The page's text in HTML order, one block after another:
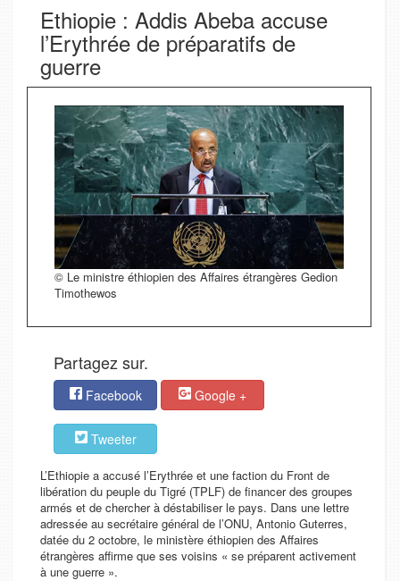
Ethiopie : Addis Abeba accuse
l’Erythrée de préparatifs de
guerre
© Le ministre éthiopien des Affaires étrangères Gedion
Timothewos
Partagez sur.
Facebook Google +
Tweeter
L’Ethiopie a accusé l’Erythrée et une faction du Front de
libération du peuple du Tigré (TPLF) de financer des groupes
armés et de chercher à déstabiliser le pays. Dans une lettre
adressée au secrétaire général de l’ONU, Antonio Guterres,
datée du 2 octobre, le ministère éthiopien des Affaires
étrangères affirme que ses voisins « se préparent activement
à une guerre ».